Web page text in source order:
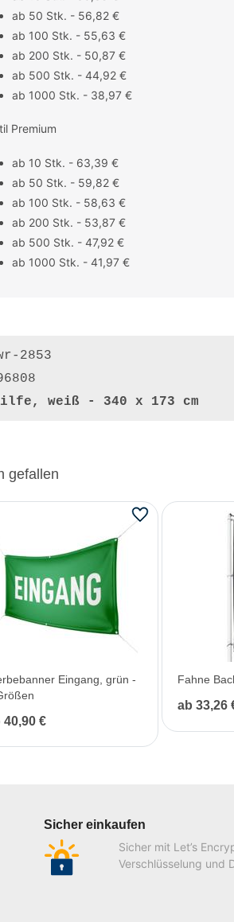
ab 50 Stk. - 56,82 €
ab 100 Stk. - 55,63 €
ab 200 Stk. - 50,87 €
ab 500 Stk. - 44,92 €
ab 1000 Stk. - 38,97 €
Premium
ab 10 Stk. - 63,39 €
ab 50 Stk. - 59,82 €
ab 100 Stk. - 58,63 €
ab 200 Stk. - 53,87 €
ab 500 Stk. - 47,92 €
ab 1000 Stk. - 41,97 €
2853
weiß - 340 x 173 cm
gefallen
Eingang, grün -
40,90 €
Fahne
ab 33,26
Sicher einkaufen
Sicher mit Let’s
Verschlüsselung und